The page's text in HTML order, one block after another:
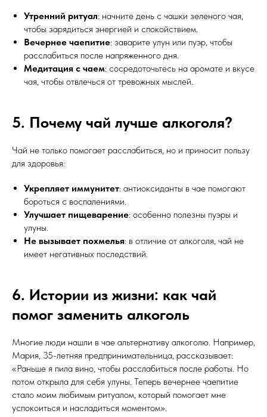
Утренний ритуал: начните день с чашки зеленого чая,
чтобы зарядиться энергией и спокойствием.
Вечернее чаепитие: заварите улун или пуэр, чтобы
расслабиться после напряженного дня.
Медитация с чаем: сосредоточьтесь на аромате и вкусе
чая, чтобы отвлечься от тревожных мыслей.
5. Почему чай лучше алкоголя?
Чай не только помогает расслабиться, но и приносит пользу
для здоровья:
Укрепляет иммунитет: антиоксиданты в чае помогают
бороться с воспалениями.
Улучшает пищеварение: особенно полезны пуэры и
улуны.
Не вызывает похмелья: в отличие от алкоголя, чай не
имеет негативных последствий.
6. Истории из жизни: как чай
помог заменить алкоголь
Многие люди нашли в чае альтернативу алкоголю. Например,
Мария, 35-летняя предпринимательница, рассказывает:
«Раньше я пила вино, чтобы расслабиться после работы. Но
потом открыла для себя улуны. Теперь вечернее чаепитие
стало моим любимым ритуалом, который помогает мне
успокоиться и насладиться моментом».